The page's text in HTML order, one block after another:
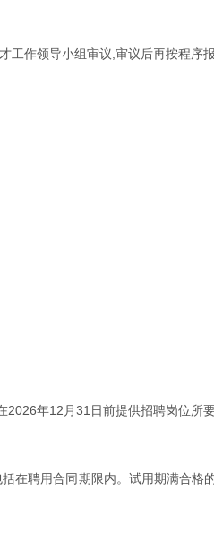
工作领导小组审议,审议后再按程序
年12月31日前提供招聘岗位所
在聘用合同期限内。试用期满合格